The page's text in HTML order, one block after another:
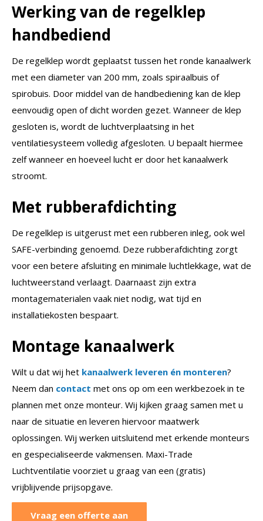
Werking van de regelklep
handbediend
De regelklep wordt geplaatst tussen het ronde kanaalwerk
met een diameter van 200 mm, zoals spiraalbuis of
spirobuis. Door middel van de handbediening kan de klep
eenvoudig open of dicht worden gezet. Wanneer de klep
gesloten is, wordt de luchtverplaatsing in het
ventilatiesysteem volledig afgesloten. U bepaalt hiermee
zelf wanneer en hoeveel lucht er door het kanaalwerk
stroomt.
Met rubberafdichting
De regelklep is uitgerust met een rubberen inleg, ook wel
SAFE-verbinding genoemd. Deze rubberafdichting zorgt
voor een betere afsluiting en minimale luchtlekkage, wat de
luchtweerstand verlaagt. Daarnaast zijn extra
montagematerialen vaak niet nodig, wat tijd en
installatiekosten bespaart.
Montage kanaalwerk
Wilt u dat wij het kanaalwerk leveren én monteren?
Neem dan contact met ons op om een werkbezoek in te
plannen met onze monteur. Wij kijken graag samen met u
naar de situatie en leveren hiervoor maatwerk
oplossingen. Wij werken uitsluitend met erkende monteurs
en gespecialiseerde vakmensen. Maxi-Trade
Luchtventilatie voorziet u graag van een (gratis)
vrijblijvende prijsopgave.
Vraag een offerte aan